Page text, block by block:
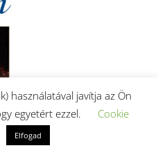
használatával javítja az Ön
egyetért ezzel.
Cookie
Elfogad